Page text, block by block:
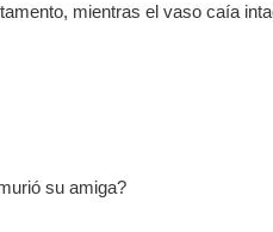
mientras el vaso caía
su amiga?